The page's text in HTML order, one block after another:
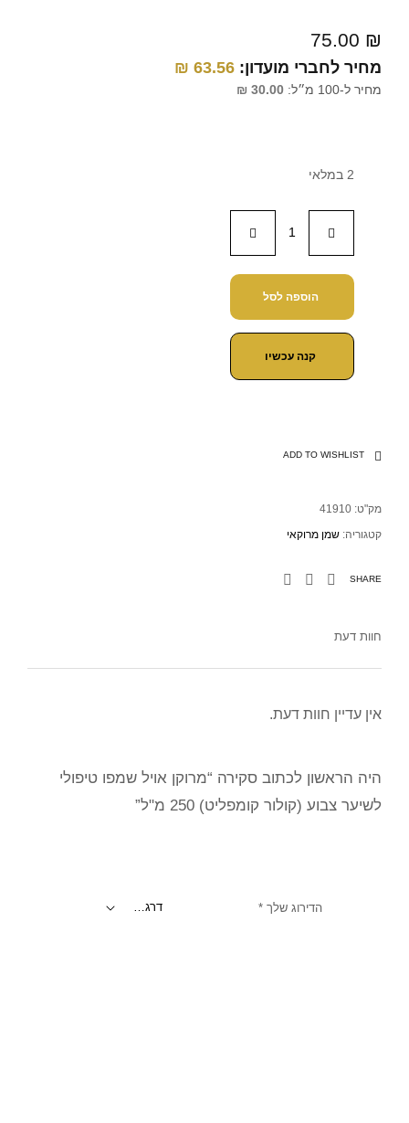
75.00 ₪
מחיר לחברי מועדון: 63.56
₪
מחיר ל-100 מ״ל: 30.00
₪
2 במלאי
הוספה לסל
קנה עכשיו
ADD TO WISHLIST
מק"ט: 41910
קטגוריה: שמן מרוקאי
SHARE
חוות דעת
אין עדיין חוות דעת.
היה הראשון לכתוב סקירה “מרוקן אויל שמפו טיפולי
לשיער צבוע (קולור קומפליט) 250 מ"ל”
הדירוג שלך *